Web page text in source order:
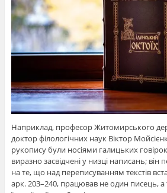
Наприклад, професор Житомирського
доктор філологічних наук Віктор
рукопису були носіями галицьких
виразно засвідчені у низці написань;
на те, що над переписуванням текстів
арк. 203–240, працював не один писець, а